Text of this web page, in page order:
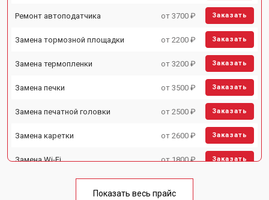
Ремонт автоподатчика от 3700 ₽ Заказать
Замена тормозной площадки от 2200 ₽ Заказать
Замена термопленки от 3200 ₽ Заказать
Замена печки от 3500 ₽ Заказать
Замена печатной головки от 2500 ₽ Заказать
Замена каретки от 2600 ₽ Заказать
Замена Wi-Fi от 1800 ₽ Заказать
Показать весь прайс